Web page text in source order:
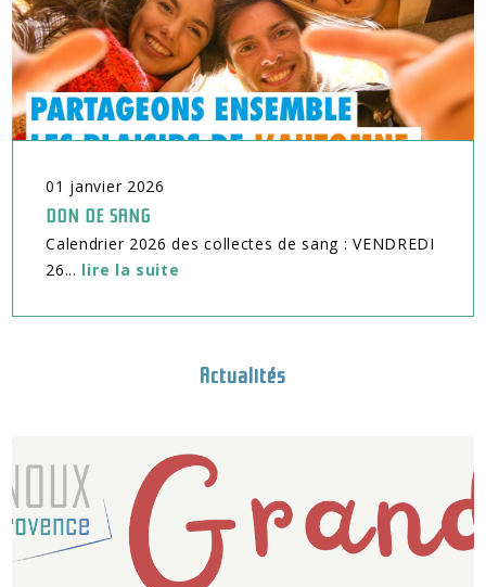
01 janvier 2026
DON DE SANG
Calendrier 2026 des collectes de sang : VENDREDI
26... lire la suite
Actualités